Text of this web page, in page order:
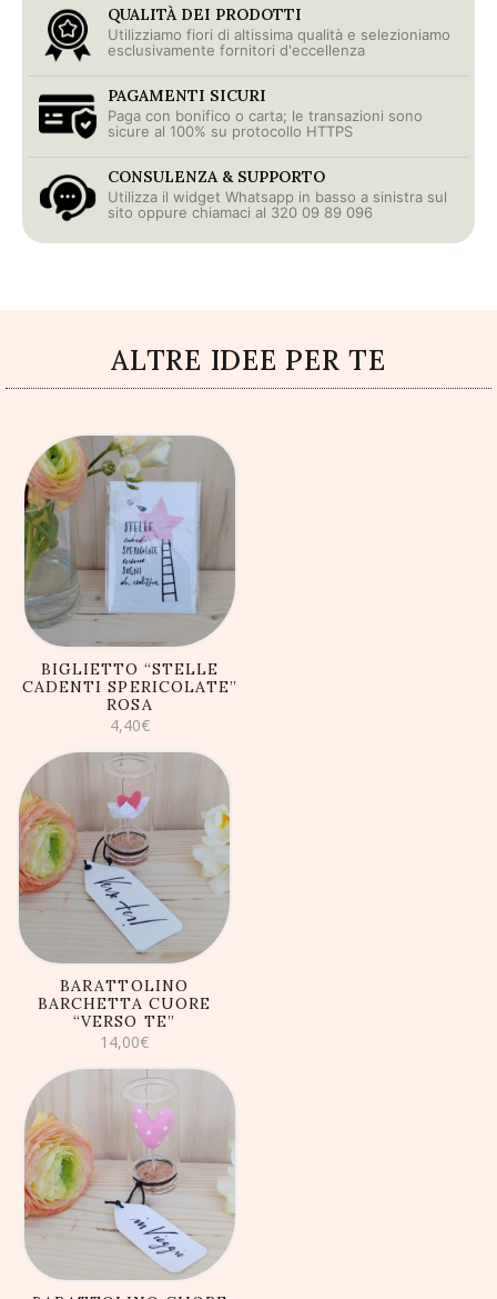
QUALITÀ DEI PRODOTTI
Utilizziamo fiori di altissima qualità e selezioniamo
esclusivamente fornitori d'eccellenza
PAGAMENTI SICURI
Paga con bonifico o carta; le transazioni sono
sicure al 100% su protocollo HTTPS
CONSULENZA & SUPPORTO
Utilizza il widget Whatsapp in basso a sinistra sul
sito oppure chiamaci al 320 09 89 096
ALTRE IDEE PER TE
AGGIUNGI AL
CARRELLO
BIGLIETTO “STELLE
CADENTI SPERICOLATE”
ROSA
4,40€
AGGIUNGI AL
CARRELLO
BARATTOLINO
BARCHETTA CUORE
“VERSO TE”
14,00€
AGGIUNGI AL
CARRELLO